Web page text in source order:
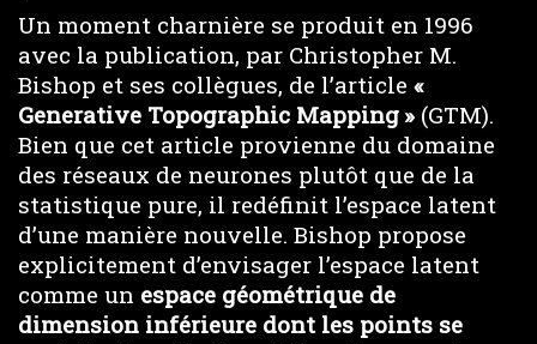
Un moment charnière se produit en 1996
avec la publication, par Christopher M.
Bishop et ses collègues, de l’article «
Generative Topographic Mapping » (GTM).
Bien que cet article provienne du domaine
des réseaux de neurones plutôt que de la
statistique pure, il redéfinit l’espace latent
d’une manière nouvelle. Bishop propose
explicitement d’envisager l’espace latent
comme un espace géométrique de
dimension inférieure dont les points se